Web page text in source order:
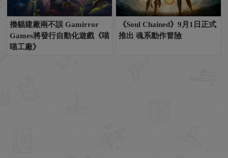
擼貓建廠兩不誤 Gamirror
Games將發行自動化遊戲《喵
喵工廠》
《Soul Chained》9月1日正式
推出 魂系動作冒險